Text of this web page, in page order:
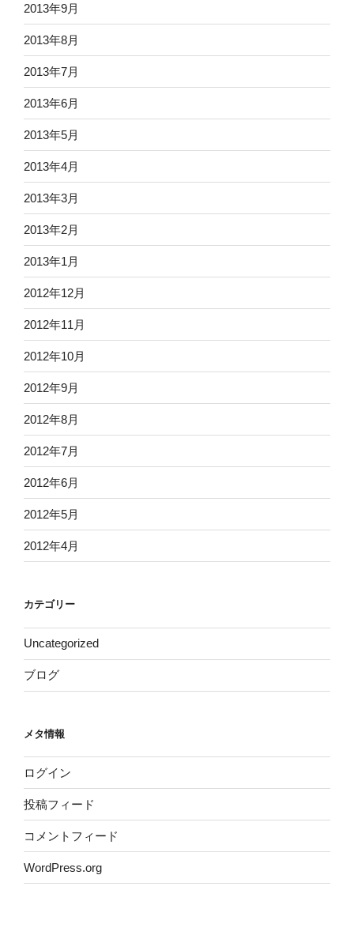
2013年9月
2013年8月
2013年7月
2013年6月
2013年5月
2013年4月
2013年3月
2013年2月
2013年1月
2012年12月
2012年11月
2012年10月
2012年9月
2012年8月
2012年7月
2012年6月
2012年5月
2012年4月
カテゴリー
Uncategorized
ブログ
メタ情報
ログイン
投稿フィード
コメントフィード
WordPress.org